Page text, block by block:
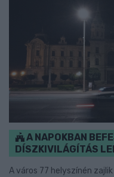
A NAPOKBAN
DÍSZKIVILÁGÍTÁS
A város 77 helyszínén